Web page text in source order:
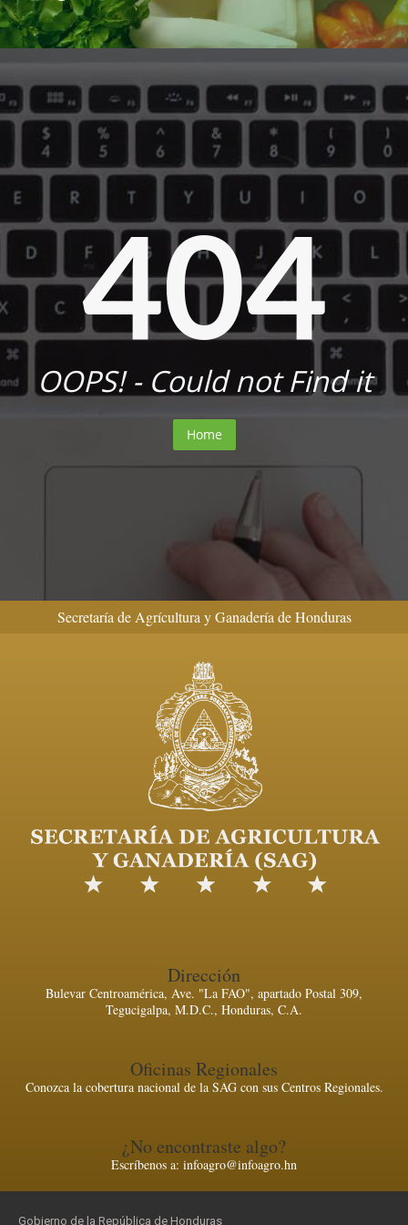
404
OOPS! - Could not Find it
Home
Secretaría de Agrícultura y Ganadería de Honduras
Dirección
Bulevar Centroamérica, Ave. "La FAO", apartado Postal 309,
Tegucigalpa, M.D.C., Honduras, C.A.
Oficinas Regionales
Conozca la cobertura nacional de la SAG con sus Centros Regionales.
¿No encontraste algo?
Escríbenos a: infoagro@infoagro.hn
Gobierno de la República de Honduras